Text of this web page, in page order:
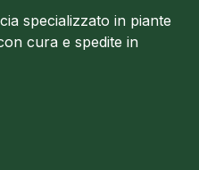
specializzato in piante
cura e spedite in